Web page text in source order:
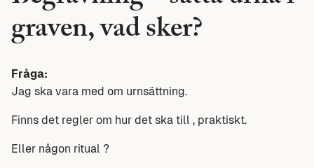
graven, vad sker?
Fråga:
Jag ska vara med om urnsättning.
Finns det regler om hur det ska till , praktiskt.
Eller någon ritual ?